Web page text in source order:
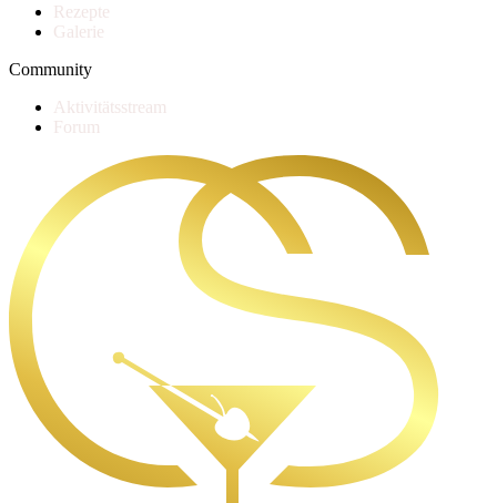
Rezepte
Galerie
Community
Aktivitätsstream
Forum